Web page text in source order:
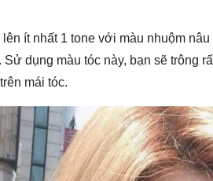
ít nhất 1 tone với màu nhuộm
dụng màu tóc này, bạn sẽ trông
mái tóc.